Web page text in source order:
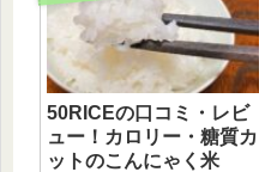
50RICEの口コミ・レビ
ュー！カロリー・糖質カ
ットのこんにゃく米